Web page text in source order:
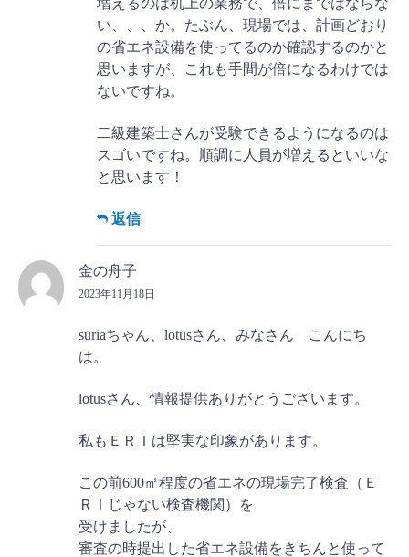
増えるのは机上の業務で、倍にまではならな
い、、、か。たぶん、現場では、計画どおり
の省エネ設備を使ってるのか確認するのかと
思いますが、これも手間が倍になるわけでは
ないですね。
二級建築士さんが受験できるようになるのは
スゴいですね。順調に人員が増えるといいな
と思います！
返信
金の舟子
2023年11月18日
suriaちゃん、lotusさん、みなさん こんにち
は。
lotusさん、情報提供ありがとうございます。
私もＥＲＩは堅実な印象があります。
この前600㎡程度の省エネの現場完了検査（Ｅ
ＲＩじゃない検査機関）を
受けましたが、
審査の時提出した省エネ設備をきちんと使って